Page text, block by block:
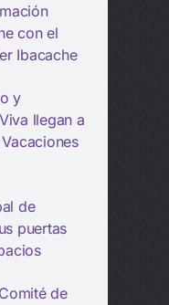
con el
Ibacache
y
llegan a
de
puertas
de